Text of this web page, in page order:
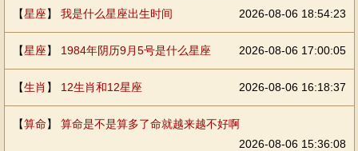
【星座】 我是什么星座出生时间 2026-08-06 18:54:23
【星座】 1984年阴历9月5号是什么星座 2026-08-06 17:00:05
【生肖 】 12生肖和12星座 2026-08-06 16:18:37
【算命】 算命是不是算多了命就越来越不好啊
2026-08-06 15:36:08